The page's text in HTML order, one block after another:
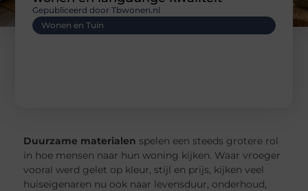
Wonen en Tuin
Gepubliceerd door Tbwonen.nl
Duurzame materialen spelen een steeds grotere rol
in hoe mensen naar hun woning kijken. Waar vroeger
vooral werd gelet op kleur, stijl en prijs, kijken veel
huiseigenaren nu ook naar levensduur, onderhoud,